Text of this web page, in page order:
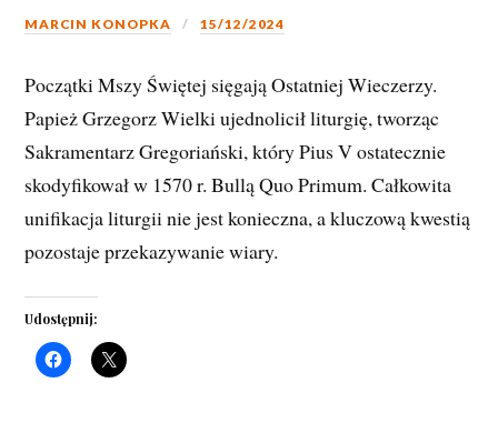
MARCIN KONOPKA 15/12/2024
Początki Mszy Świętej sięgają Ostatniej Wieczerzy.
Papież Grzegorz Wielki ujednolicił liturgię, tworząc
Sakramentarz Gregoriański, który Pius V ostatecznie
skodyfikował w 1570 r. Bullą Quo Primum. Całkowita
unifikacja liturgii nie jest konieczna, a kluczową kwestią
pozostaje przekazywanie wiary.
Udostępnij: